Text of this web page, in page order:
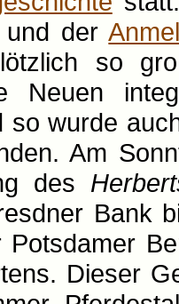
der
so
Neuen
so wurde
Am
des
Bank
Dieser